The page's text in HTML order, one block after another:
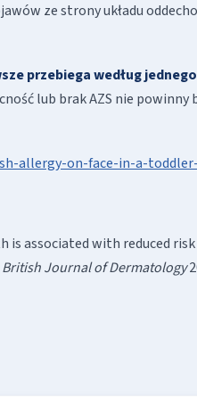
ze strony układu
przebiega według
lub brak AZS nie
allergy-on-face-in-a-toddler-
is associated with reduced
British Journal of Dermatology